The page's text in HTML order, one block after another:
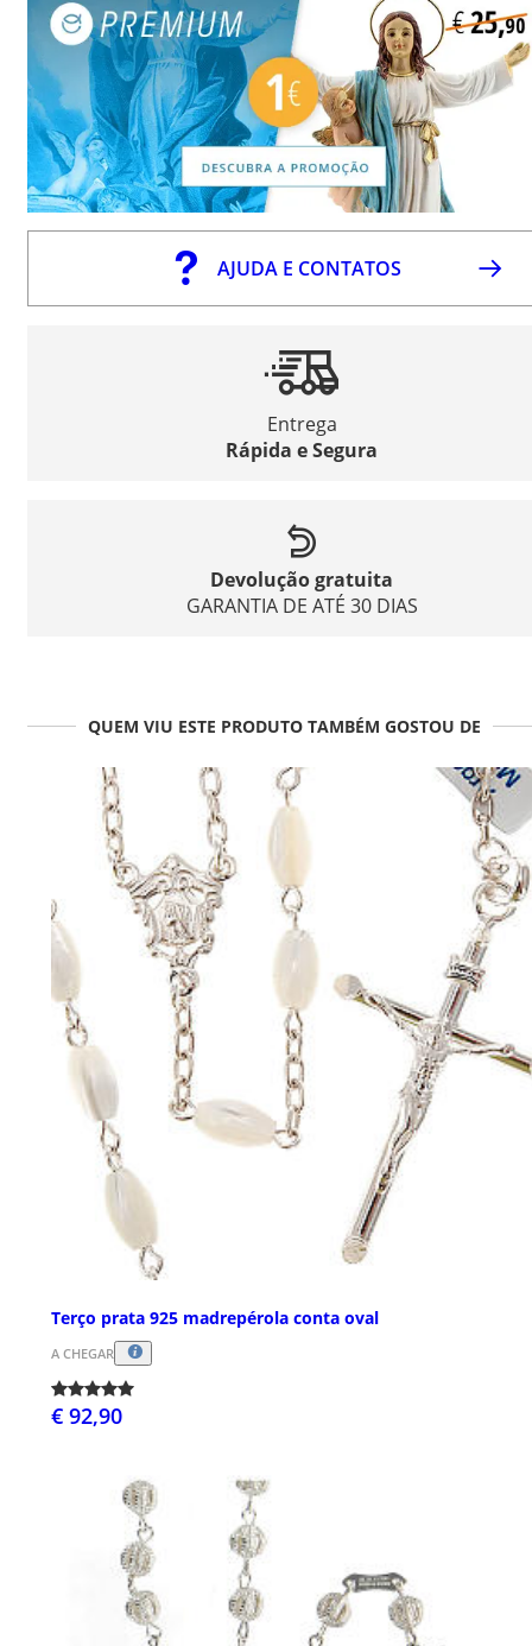
AJUDA E CONTATOS
Entrega
Rápida e Segura
Devolução gratuita
GARANTIA DE ATÉ 30 DIAS
QUEM VIU ESTE PRODUTO TAMBÉM GOSTOU DE
Terço prata 925 madrepérola conta oval
A CHEGAR
€ 92,90